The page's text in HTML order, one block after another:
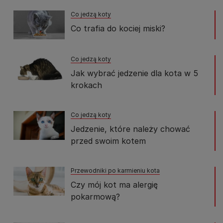
Co jedzą koty
Co trafia do kociej miski?
Co jedzą koty
Jak wybrać jedzenie dla kota w 5
krokach
Co jedzą koty
Jedzenie, które należy chować
przed swoim kotem
Przewodniki po karmieniu kota
Czy mój kot ma alergię
pokarmową?